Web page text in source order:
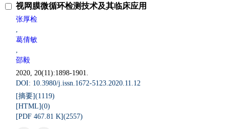
视网膜微循环检测技术及其临床应用
张厚检
,
葛倩敏
,
邵毅
2020, 20(11):1898-1901.
DOI: 10.3980/j.issn.1672-5123.2020.11.12
[摘要](1119)
[HTML](0)
[PDF 467.81 K](2557)